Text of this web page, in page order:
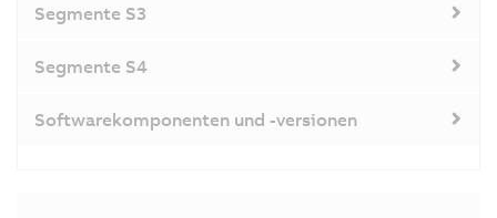
Segmente S3
Segmente S4
Softwarekomponenten und -versionen